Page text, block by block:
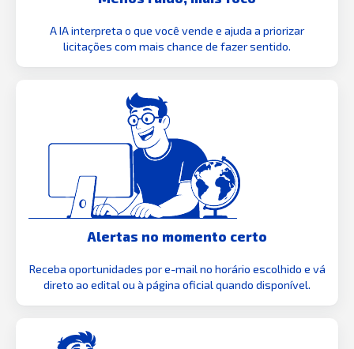
A IA interpreta o que você vende e ajuda a priorizar
licitações com mais chance de fazer sentido.
Alertas no momento certo
Receba oportunidades por e-mail no horário escolhido e vá
direto ao edital ou à página oficial quando disponível.